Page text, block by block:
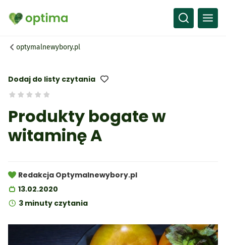
optymalnewybory.pl
Dodaj do listy czytania
Produkty bogate w
witaminę A
Redakcja Optymalnewybory.pl
13.02.2020
3 minuty czytania